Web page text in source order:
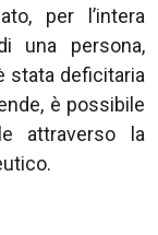
per l’intera
una persona,
stata deficitaria
è possibile
attraverso la